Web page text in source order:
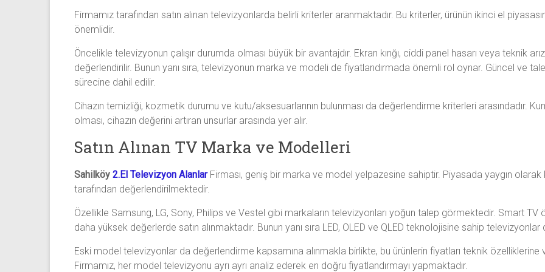
Firmamız tarafından satın alınan televizyonlarda belirli kriterler aranmaktadır. Bu kriterler, ürünün ikinci el
önemlidir.
Öncelikle televizyonun çalışır durumda olması büyük bir avantajdır. Ekran kırığı, ciddi panel hasarı veya teknik
değerlendirilir. Bunun yanı sıra, televizyonun marka ve modeli de fiyatlandırmada önemli rol oynar. Güncel ve
sürecine dahil edilir.
Cihazın temizliği, kozmetik durumu ve kutu/aksesuarlarının bulunması da değerlendirme kriterleri arasındadır.
olması, cihazın değerini artıran unsurlar arasında yer alır.
Satın Alınan TV Marka ve Modelleri
Sahilköy 2.El Televizyon AlanlarFirması, geniş bir marka ve model yelpazesine sahiptir. Piyasada yaygın olarak
tarafından değerlendirilmektedir.
Özellikle Samsung, LG, Sony, Philips ve Vestel gibi markaların televizyonları yoğun talep görmektedir. Smart
daha yüksek değerlerde satın alınmaktadır. Bunun yanı sıra LED, OLED ve QLED teknolojisine sahip
Eski model televizyonlar da değerlendirme kapsamına alınmakla birlikte, bu ürünlerin fiyatları teknik
Firmamız, her model televizyonu ayrı ayrı analiz ederek en doğru fiyatlandırmayı yapmaktadır.